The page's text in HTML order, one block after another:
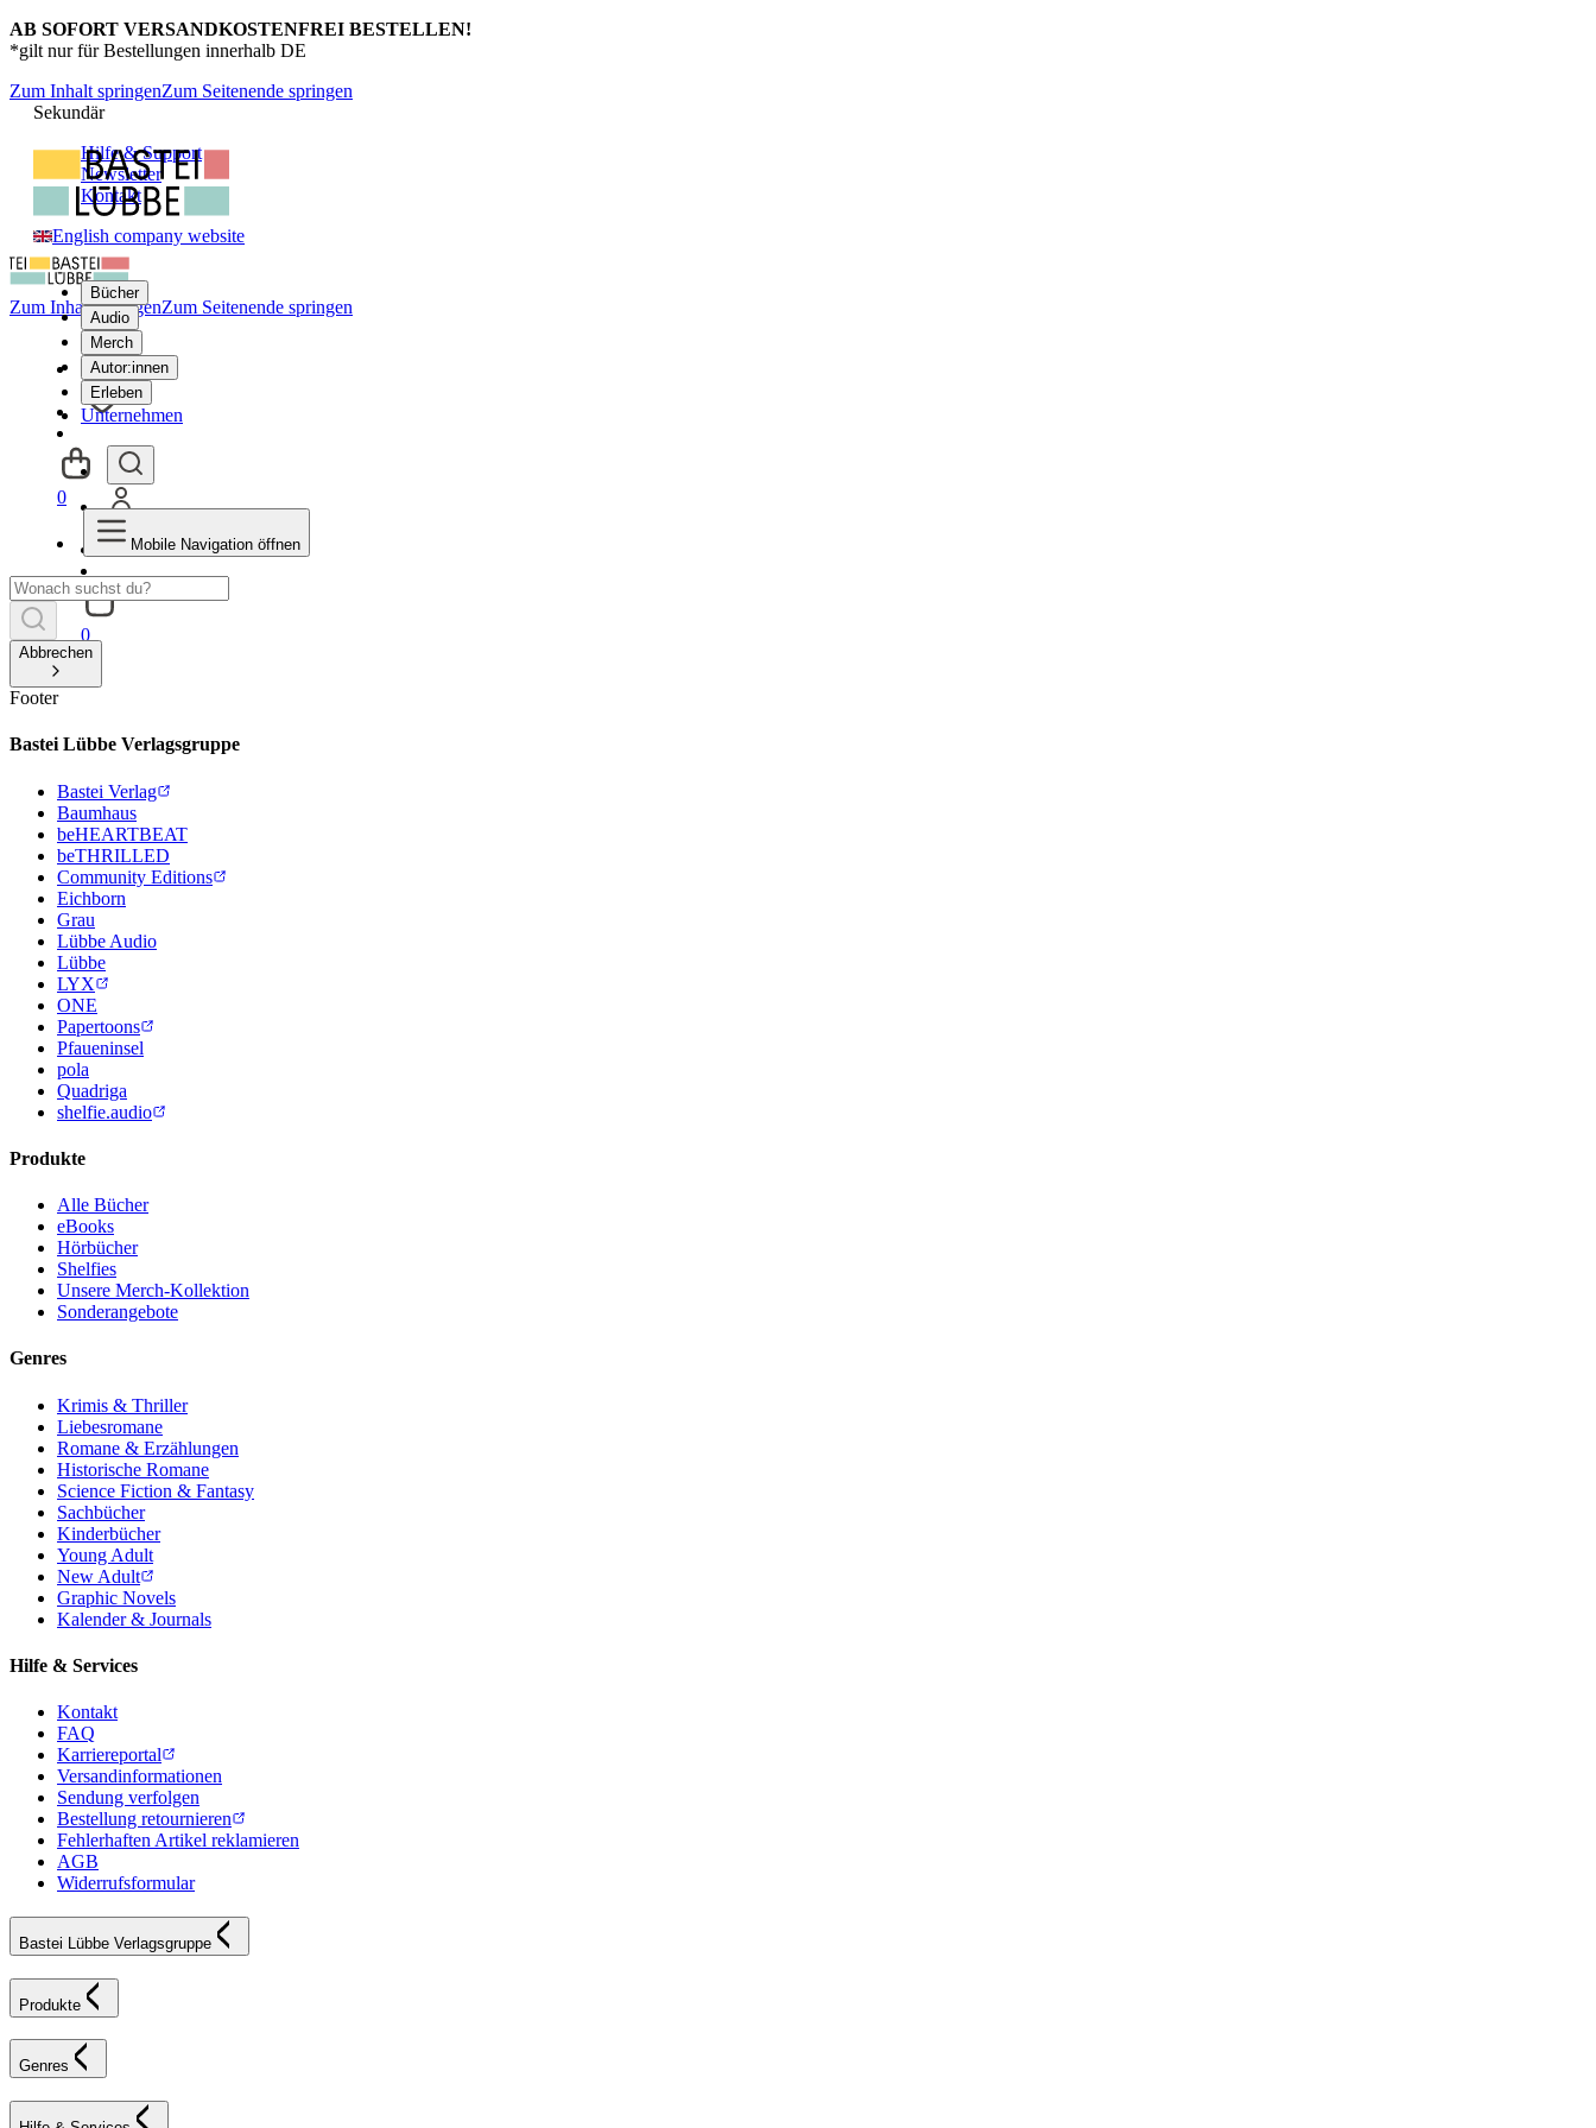
AB SOFORT VERSANDKOSTENFREI BESTELLEN!
*gilt nur für Bestellungen innerhalb DE
Zum Inhalt springenZum Seitenende springen
Sekundär
Hilfe & Support
Newsletter
Kontakt
English company website
Bücher
Audio
Merch
Autor:innen
Erleben
Unternehmen
0
Zum Inhalt springenZum Seitenende springen
0
Mobile Navigation öffnen
Abbrechen
Footer
Bastei Lübbe Verlagsgruppe
Bastei Verlag
Baumhaus
beHEARTBEAT
beTHRILLED
Community Editions
Eichborn
Grau
Lübbe Audio
Lübbe
LYX
ONE
Papertoons
Pfaueninsel
pola
Quadriga
shelfie.audio
Produkte
Alle Bücher
eBooks
Hörbücher
Shelfies
Unsere Merch-Kollektion
Sonderangebote
Genres
Krimis & Thriller
Liebesromane
Romane & Erzählungen
Historische Romane
Science Fiction & Fantasy
Sachbücher
Kinderbücher
Young Adult
New Adult
Graphic Novels
Kalender & Journals
Hilfe & Services
Kontakt
FAQ
Karriereportal
Versandinformationen
Sendung verfolgen
Bestellung retournieren
Fehlerhaften Artikel reklamieren
AGB
Widerrufsformular
Bastei Lübbe Verlagsgruppe
Produkte
Genres